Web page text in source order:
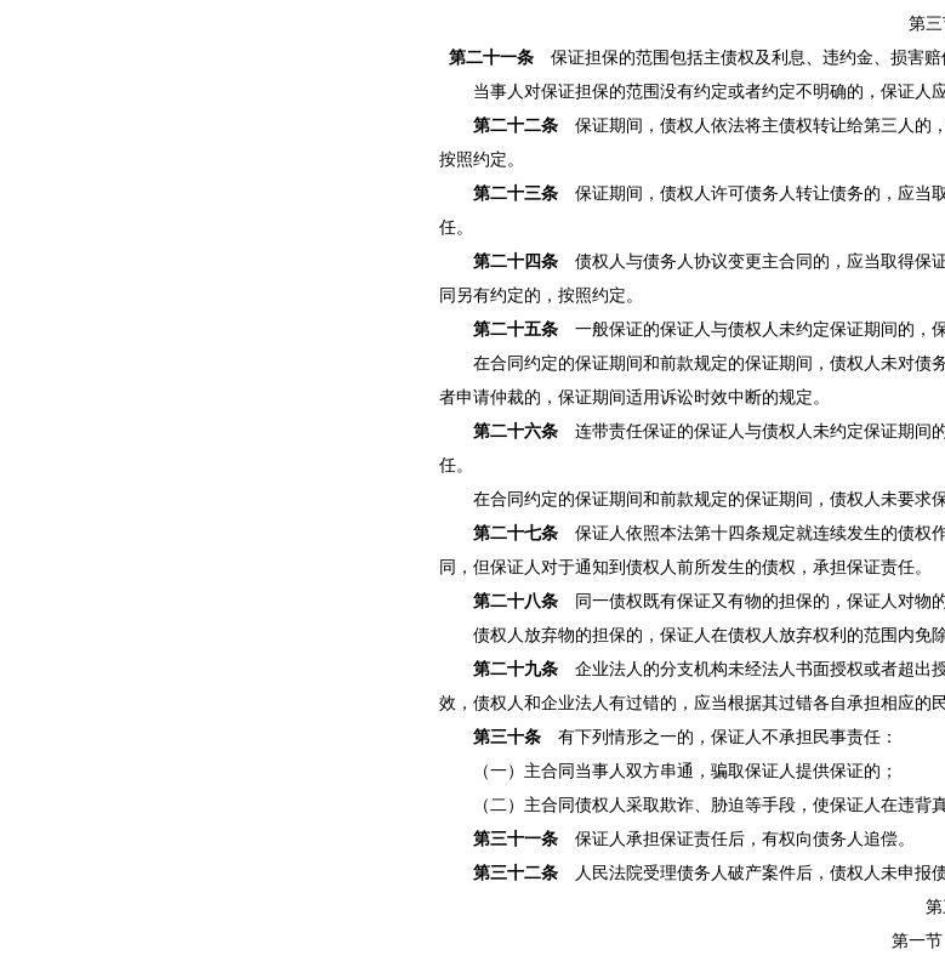
第三
第二十一条 保证担保的范围包括主债权及利息、违约金、损害
当事人对保证担保的范围没有约定或者约定不明确的，保证人应
第二十二条 保证期间，债权人依法将主债权转让给第三人的
按照约定。
第二十三条 保证期间，债权人许可债务人转让债务的，应当
任。
第二十四条 债权人与债务人协议变更主合同的，应当取得保
同另有约定的，按照约定。
第二十五条 一般保证的保证人与债权人未约定保证期间的，
在合同约定的保证期间和前款规定的保证期间，债权人未对债
者申请仲裁的，保证期间适用诉讼时效中断的规定。
第二十六条 连带责任保证的保证人与债权人未约定保证期间
任。
在合同约定的保证期间和前款规定的保证期间，债权人未要求保
第二十七条 保证人依照本法第十四条规定就连续发生的债权
同，但保证人对于通知到债权人前所发生的债权，承担保证责任。
第二十八条 同一债权既有保证又有物的担保的，保证人对物
债权人放弃物的担保的，保证人在债权人放弃权利的范围内免除
第二十九条 企业法人的分支机构未经法人书面授权或者超出
效，债权人和企业法人有过错的，应当根据其过错各自承担相应的
第三十条 有下列情形之一的，保证人不承担民事责任：
（一）主合同当事人双方串通，骗取保证人提供保证的；
（二）主合同债权人采取欺诈、胁迫等手段，使保证人在违背真
第三十一条 保证人承担保证责任后，有权向债务人追偿。
第三十二条 人民法院受理债务人破产案件后，债权人未申报
第
第一节